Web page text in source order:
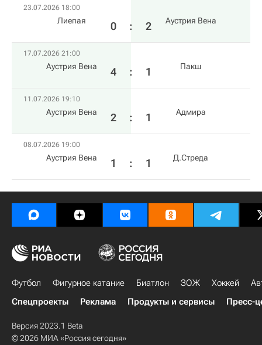
23.07.2026 18:00
Лиепая 0 : 2 Аустрия Вена
17.07.2026 21:00
Аустрия Вена 4 : 1 Пакш
11.07.2026 19:10
Аустрия Вена 2 : 1 Адмира
08.07.2026 19:00
Аустрия Вена 1 : 1 Д.Стреда
Футбол Фигурное катание Биатлон ЗОЖ Хоккей
Спецпроекты
Реклама Продукты и сервисы Пресс-
Версия 2023.1 Beta
© 2026 МИА «Россия сегодня»